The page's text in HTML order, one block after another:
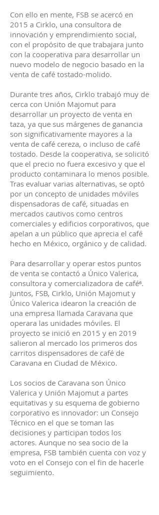
Con ello en mente, FSB se acercó en
2015 a Cirklo, una consultora de
innovación y emprendimiento social,
con el propósito de que trabajara junto
con la cooperativa para desarrollar un
nuevo modelo de negocio basado en la
venta de café tostado-molido.
Durante tres años, Cirklo trabajó muy de
cerca con Unión Majomut para
desarrollar un proyecto de venta en
taza, ya que sus márgenes de ganancia
son significativamente mayores a la
venta de café cereza, o incluso de café
tostado. Desde la cooperativa, se solicitó
que el precio no fuera excesivo y que el
producto contaminara lo menos posible.
Tras evaluar varias alternativas, se optó
por un concepto de unidades móviles
dispensadoras de café, situadas en
mercados cautivos como centros
comerciales y edificios corporativos, que
apelan a un público que aprecia el café
hecho en México, orgánico y de calidad.
Para desarrollar y operar estos puntos
de venta se contactó a Único Valerica,
consultora y comercializadora de café⁶.
Juntos, FSB, Cirklo, Unión Majomut y
Único Valerica idearon la creación de
una empresa llamada Caravana que
operara las unidades móviles. El
proyecto se inició en 2015 y en 2019
salieron al mercado los primeros dos
carritos dispensadores de café de
Caravana en Ciudad de México.
Los socios de Caravana son Único
Valerica y Unión Majomut a partes
equitativas y su esquema de gobierno
corporativo es innovador: un Consejo
Técnico en el que se toman las
decisiones y participan todos los
actores. Aunque no sea socio de la
empresa, FSB también cuenta con voz y
voto en el Consejo con el fin de hacerle
seguimiento.